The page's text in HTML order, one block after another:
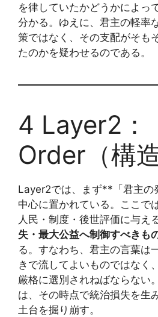
を律していたかどうかによっ
分かる。ゆえに、君主の軽率
策ではなく、その支配がそも
たのかを疑わせるのである。
4 Layer2：
Order（構造
Layer2では、まず**「君主の
中心に置かれている。ここで
人民・制度・後世評価に与え
失・最大公益へ制御すべきも
る。すなわち、君主の言葉は
きで流してよいものではなく
厳格に選別されねばならない
は、その時点で統治損失を生
土台を掘り崩す。